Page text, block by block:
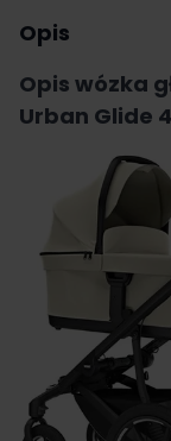
Opis
Opis wózka
Urban Glide 4